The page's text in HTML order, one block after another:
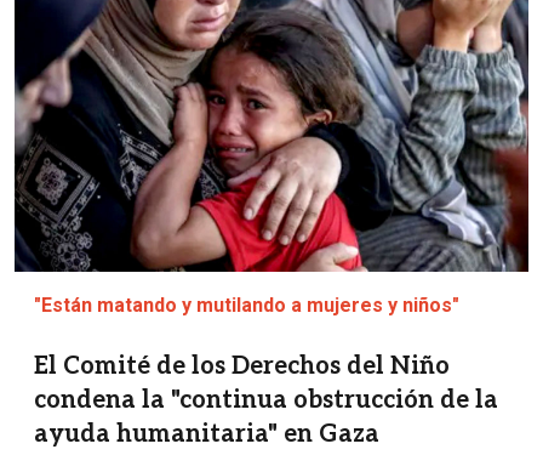
"Están matando y mutilando a mujeres y niños"
El Comité de los Derechos del Niño
condena la "continua obstrucción de la
ayuda humanitaria" en Gaza